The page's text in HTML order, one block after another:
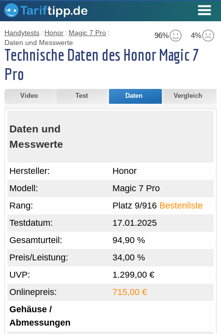
96% 4%
Handytests : Honor : Magic 7 Pro :
Daten und Messwerte
Technische Daten des Honor Magic 7
Pro
Video Test Daten Vergleich
Daten und
Messwerte
Honor
Hersteller:
Magic 7 Pro
Modell:
Platz 9/916 Bestenliste
Rang:
17.01.2025
Testdatum:
94,90 %
Gesamturteil:
34,00 %
Preis/Leistung:
1.299,00 €
UVP:
715,00 €
Onlinepreis:
Gehäuse /
Abmessungen